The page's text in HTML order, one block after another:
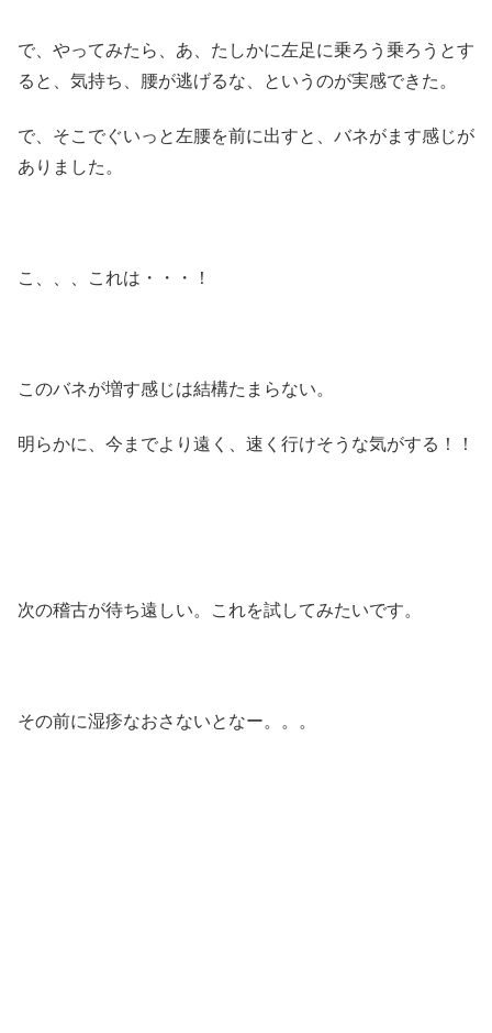
で、やってみたら、あ、たしかに左足に乗ろう乗ろうとす
ると、気持ち、腰が逃げるな、というのが実感できた。
で、そこでぐいっと左腰を前に出すと、バネがます感じが
ありました。
こ、、、これは・・・！
このバネが増す感じは結構たまらない。
明らかに、今までより遠く、速く行けそうな気がする！！
次の稽古が待ち遠しい。これを試してみたいです。
その前に湿疹なおさないとなー。。。